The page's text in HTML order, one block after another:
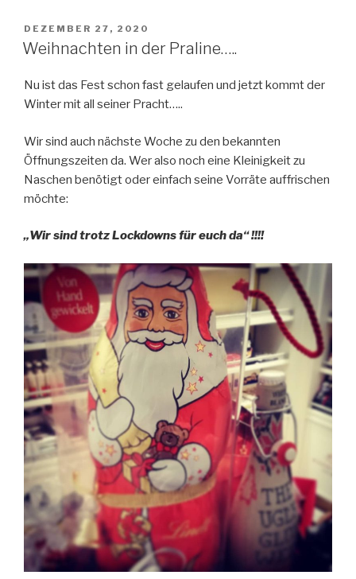
VERÖFFENTLICHT
AM
DEZEMBER 27, 2020
Weihnachten in der Praline…..
Nu ist das Fest schon fast gelaufen und jetzt kommt der
Winter mit all seiner Pracht…..
Wir sind auch nächste Woche zu den bekannten
Öffnungszeiten da. Wer also noch eine Kleinigkeit zu
Naschen benötigt oder einfach seine Vorräte auffrischen
möchte:
„Wir sind trotz Lockdowns für euch da“ !!!!